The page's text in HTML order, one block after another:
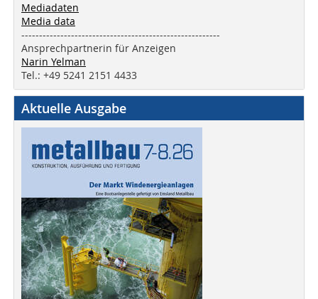
Mediadaten
Media data
--------------------------------------------------------
Ansprechpartnerin für Anzeigen
Narin Yelman
Tel.: +49 5241 2151 4433
Aktuelle Ausgabe